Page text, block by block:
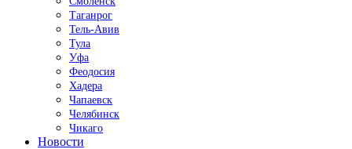
Таганрог
Тель-Авив
Тула
Уфа
Феодосия
Хадера
Чапаевск
Челябинск
Чикаго
Новости